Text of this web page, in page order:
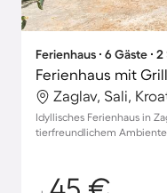
Ferienhaus ∙ 6 Gäste ∙
Ferienhaus mit
Zaglav, Sali,
Idyllisches Ferienhaus in
tierfreundlichem Ambiente